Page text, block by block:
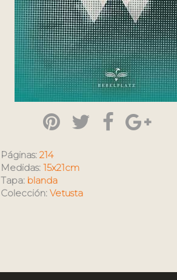
Páginas: 214
Medidas: 15x21cm
Tapa: blanda
Colección: Vetusta